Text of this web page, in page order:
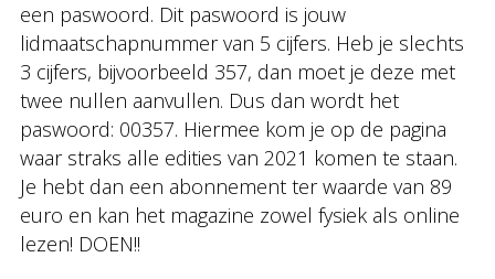
een paswoord. Dit paswoord is jouw
lidmaatschapnummer van 5 cijfers. Heb je slechts
3 cijfers, bijvoorbeeld 357, dan moet je deze met
twee nullen aanvullen. Dus dan wordt het
paswoord: 00357. Hiermee kom je op de pagina
waar straks alle edities van 2021 komen te staan.
Je hebt dan een abonnement ter waarde van 89
euro en kan het magazine zowel fysiek als online
lezen! DOEN!!